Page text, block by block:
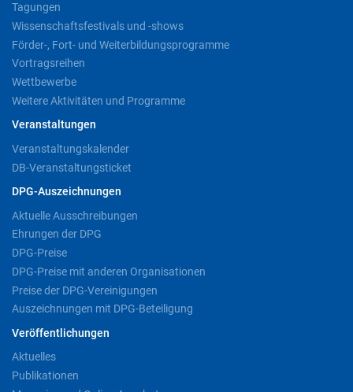
Tagungen
Wissenschaftsfestivals und -shows
Förder-, Fort- und Weiterbildungsprogramme
Vortragsreihen
Wettbewerbe
Weitere Aktivitäten und Programme
Veranstaltungen
Veranstaltungskalender
DB-Veranstaltungsticket
DPG-Auszeichnungen
Aktuelle Ausschreibungen
Ehrungen der DPG
DPG-Preise
DPG-Preise mit anderen Organisationen
Preise der DPG-Vereinigungen
Auszeichnungen mit DPG-Beteiligung
Veröffentlichungen
Aktuelles
Publikationen